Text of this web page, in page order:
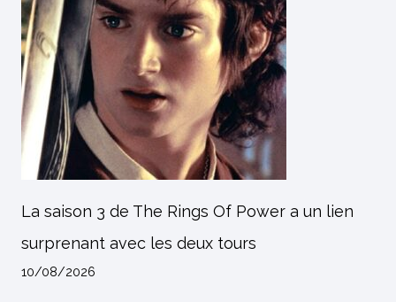
La saison 3 de The Rings Of Power a un lien
surprenant avec les deux tours
10/08/2026